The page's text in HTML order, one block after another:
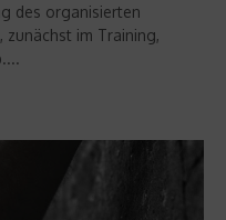
des organisierten
im Training,